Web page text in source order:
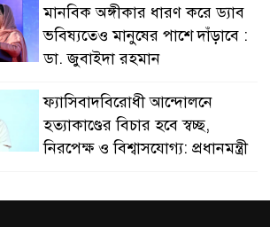
নেতৃত্ব ও গণতন্ত্রের
মানবিক অঙ্গীকার ধারণ করে ড্যাব
ভবিষ্যতেও মানুষের পাশে দাঁড়াবে :
ডা. জুবাইদা রহমান
ফ্যাসিবাদবিরোধী আন্দোলনে
হত্যাকাণ্ডের বিচার হবে স্বচ্ছ,
নিরপেক্ষ ও বিশ্বাসযোগ্য: প্রধানমন্ত্রী